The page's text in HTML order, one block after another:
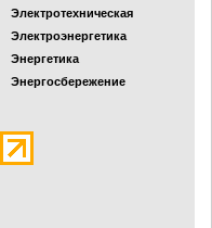
Электротехническая
Электроэнергетика
Энергетика
Энергосбережение